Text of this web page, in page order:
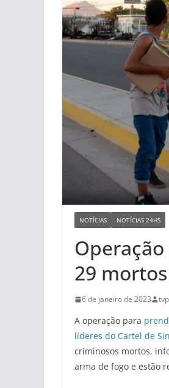
NOTÍCIAS NOTÍCIAS 24HS
29
6 de janeiro de 2023
A operação para
líderes do Cartel de
criminosos mortos,
arma de fogo e estão